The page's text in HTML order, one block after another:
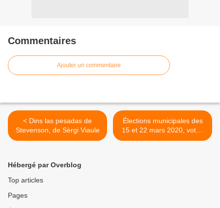
Commentaires
Ajouter un commentaire
< Dins las pesadas de
Stevenson, de Sèrgi Viaule
Élections municipales des
15 et 22 mars 2020, votez
Occitan ! >
Hébergé par Overblog
Top articles
Pages